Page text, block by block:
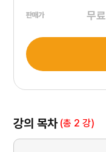
판매가 무료
강의 목차(총 2 강)